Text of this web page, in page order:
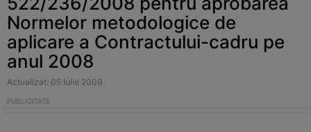
Normelor metodologice de
aplicare a Contractului-cadru pe
anul 2008
Actualizat: 05 Iulie 2009